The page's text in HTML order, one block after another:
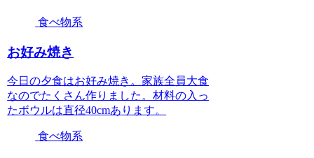
食べ物系
お好み焼き
今日の夕食はお好み焼き。家族全員大食
なのでたくさん作りました。材料の入っ
たボウルは直径40cmあります。
食べ物系